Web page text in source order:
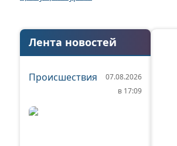
Лента новостей
Происшествия
07.08.2026
в 17:09